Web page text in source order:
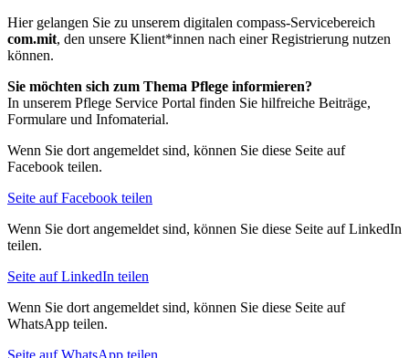
Hier gelangen Sie zu unserem digitalen compass-Servicebereich
com.mit, den unsere Klient*innen nach einer Registrierung nutzen
können.
Sie möchten sich zum Thema Pflege informieren?
In unserem Pflege Service Portal finden Sie hilfreiche Beiträge,
Formulare und Infomaterial.
Wenn Sie dort angemeldet sind, können Sie diese Seite auf
Facebook teilen.
Seite auf Facebook teilen
Wenn Sie dort angemeldet sind, können Sie diese Seite auf LinkedIn
teilen.
Seite auf LinkedIn teilen
Wenn Sie dort angemeldet sind, können Sie diese Seite auf
WhatsApp teilen.
Seite auf WhatsApp teilen